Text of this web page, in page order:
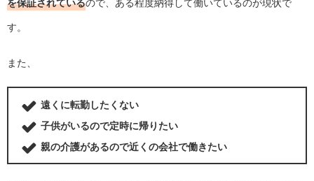
を保証されているので、ある程度納得して働いているのが現状で
す。
また、
遠くに転勤したくない
子供がいるので定時に帰りたい
親の介護があるので近くの会社で働きたい